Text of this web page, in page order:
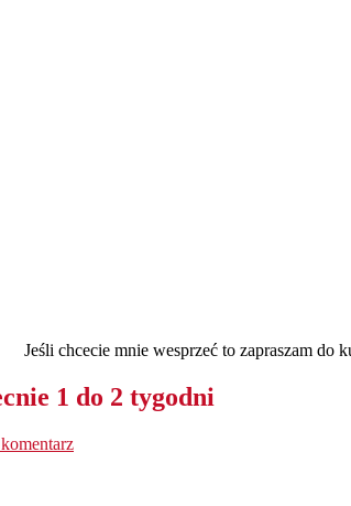
Jeśli chcecie mnie wesprzeć to zapraszam do
1 do 2 tygodni